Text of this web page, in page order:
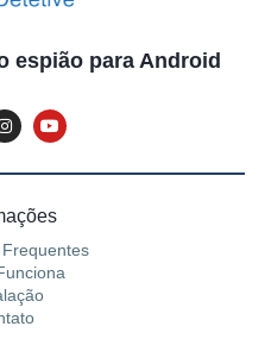
espião para Android